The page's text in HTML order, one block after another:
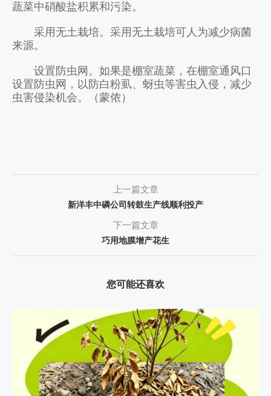
蔬菜中硝酸盐积累和污染。
采用无土栽培。采用无土栽培可人为减少病菌
来源。
设置防虫网。如果是棚室蔬菜，在棚室通风口
设置防虫网，以防白粉虱、蚜虫等害虫入侵，减少
虫害侵染机会。（蒙侬）
上一篇文章
新洋丰中磷公司转鼓生产线顺利投产
下一篇文章
巧用地膜增产花生
您可能还喜欢